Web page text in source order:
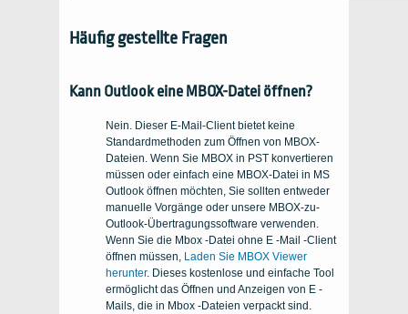
Häufig gestellte Fragen
Kann Outlook eine MBOX-Datei öffnen?
Nein. Dieser E-Mail-Client bietet keine
Standardmethoden zum Öffnen von MBOX-
Dateien. Wenn Sie MBOX in PST konvertieren
müssen oder einfach eine MBOX-Datei in MS
Outlook öffnen möchten, Sie sollten entweder
manuelle Vorgänge oder unsere MBOX-zu-
Outlook-Übertragungssoftware verwenden.
Wenn Sie die Mbox -Datei ohne E -Mail -Client
öffnen müssen, Laden Sie MBOX Viewer
herunter. Dieses kostenlose und einfache Tool
ermöglicht das Öffnen und Anzeigen von E -
Mails, die in Mbox -Dateien verpackt sind.